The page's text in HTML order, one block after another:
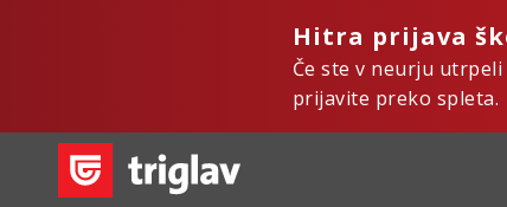
Hitra prijava
Če ste v neurju
prijavite preko spleta.